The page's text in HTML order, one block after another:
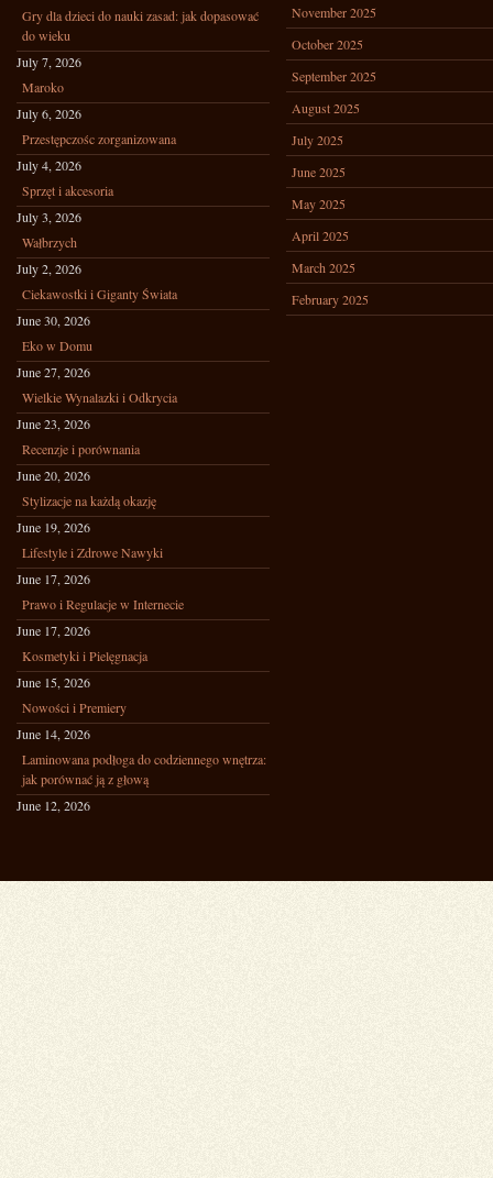
Gry dla dzieci do nauki zasad: jak dopasować
do wieku
July 7, 2026
Maroko
July 6, 2026
Przestępczośc zorganizowana
July 4, 2026
Sprzęt i akcesoria
July 3, 2026
Wałbrzych
July 2, 2026
Ciekawostki i Giganty Świata
June 30, 2026
Eko w Domu
June 27, 2026
Wielkie Wynalazki i Odkrycia
June 23, 2026
Recenzje i porównania
June 20, 2026
Stylizacje na każdą okazję
June 19, 2026
Lifestyle i Zdrowe Nawyki
June 17, 2026
Prawo i Regulacje w Internecie
June 17, 2026
Kosmetyki i Pielęgnacja
June 15, 2026
Nowości i Premiery
June 14, 2026
Laminowana podłoga do codziennego wnętrza:
jak porównać ją z głową
June 12, 2026
November 2025
October 2025
September 2025
August 2025
July 2025
June 2025
May 2025
April 2025
March 2025
February 2025